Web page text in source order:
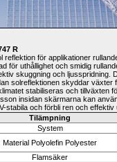
R
reflektion för applikationer
för uthållighet och smidig
skuggning och ljusspridning.
solreflektionen skyddar växter
stabiliseras och tillväxten
insidan skärmarna kan
stabila och förbli ren och effektiv
Tilämpning
System
Material Polyolefin Polyester
Flamsäker